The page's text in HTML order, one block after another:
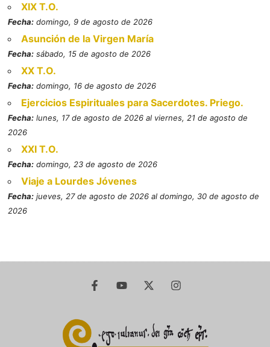
XIX T.O.
Fecha: domingo, 9 de agosto de 2026
Asunción de la Virgen María
Fecha: sábado, 15 de agosto de 2026
XX T.O.
Fecha: domingo, 16 de agosto de 2026
Ejercicios Espirituales para Sacerdotes. Priego.
Fecha: lunes, 17 de agosto de 2026 al viernes, 21 de agosto de
2026
XXI T.O.
Fecha: domingo, 23 de agosto de 2026
Viaje a Lourdes Jóvenes
Fecha: jueves, 27 de agosto de 2026 al domingo, 30 de agosto de
2026